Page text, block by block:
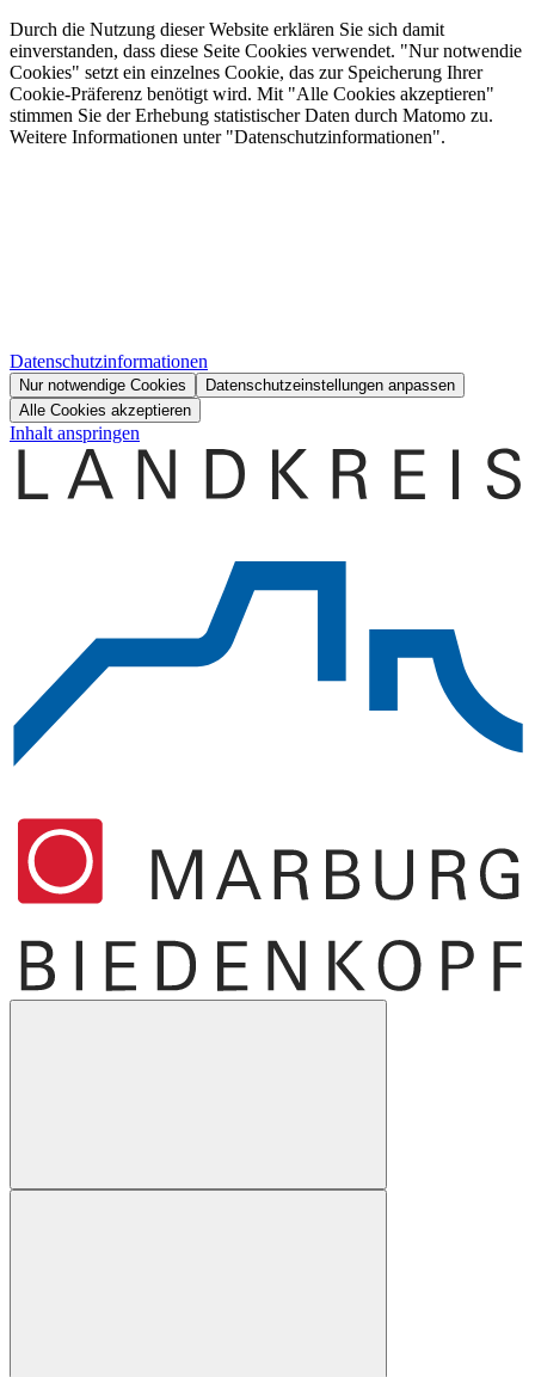
Durch die Nutzung dieser Website erklären Sie sich damit
einverstanden, dass diese Seite Cookies verwendet. "Nur notwendie
Cookies" setzt ein einzelnes Cookie, das zur Speicherung Ihrer
Cookie-Präferenz benötigt wird. Mit "Alle Cookies akzeptieren"
stimmen Sie der Erhebung statistischer Daten durch Matomo zu.
Weitere Informationen unter "Datenschutzinformationen".
Datenschutzinformationen
Nur notwendige Cookies
Datenschutzeinstellungen anpassen
Alle Cookies akzeptieren
Inhalt anspringen